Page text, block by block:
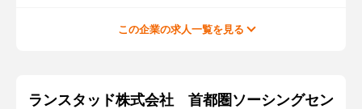
この企業の求人一覧を見る
ランスタッド株式会社 首都圏ソーシングセン